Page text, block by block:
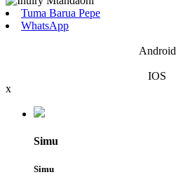
Tuma Barua Pepe
WhatsApp
Android
IOS
x
Simu
Simu